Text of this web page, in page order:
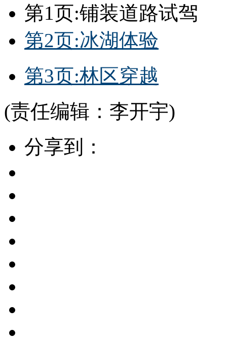
第1页:铺装道路试驾
第2页:冰湖体验
第3页:林区穿越
(责任编辑：李开宇)
分享到：